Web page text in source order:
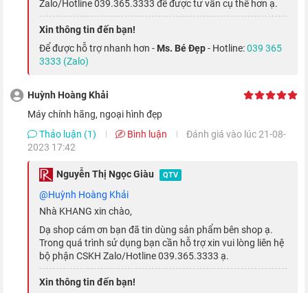
cảnh báo khi âm thanh vượt ngưỡng cho phép, gây hại cho
tai. Ngoài ra, bạn cũng có thể mở ứng dụng theo cách thủ công
để lấy số đo âm thanh xung quanh.
Theo dõi chu kỳ kinh nguyệt
Apple Watch Series 5còn thể hiện sự quan tâm đối với sức
Zalo/Hotline 039.365.3333 để được tư vấn cụ thể hơn ạ.
Xin thông tin đến bạn!
Để được hỗ trợ nhanh hơn - Ms. Bé Đẹp- Hotline:039 365
3333 (Zalo)
Huỳnh Hoàng Khải
Máy chính hãng, ngoại hình đẹp
Thảo luận (1)
Bình luận
Đánh giá vào lúc 21-08-
2023 17:42
Nguyễn Thị Ngọc Giàu QTV
@Huỳnh Hoàng Khải
Nhà KHANG xin chào,
Dạ shop cám ơn bạn đã tin dùng sản phẩm bên shop ạ.
Trong quá trình sử dụng bạn cần hỗ trợ xin vui lòng liên hệ
bộ phận CSKH Zalo/Hotline 039.365.3333 ạ.
Xin thông tin đến bạn!